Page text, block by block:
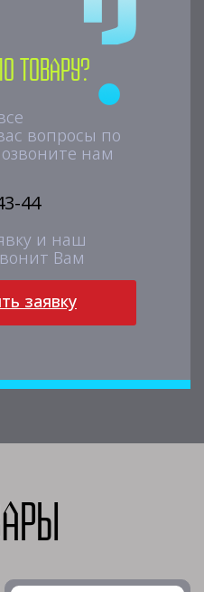
товару?
вопросы по
нам
44
и наш
Вам
заявку